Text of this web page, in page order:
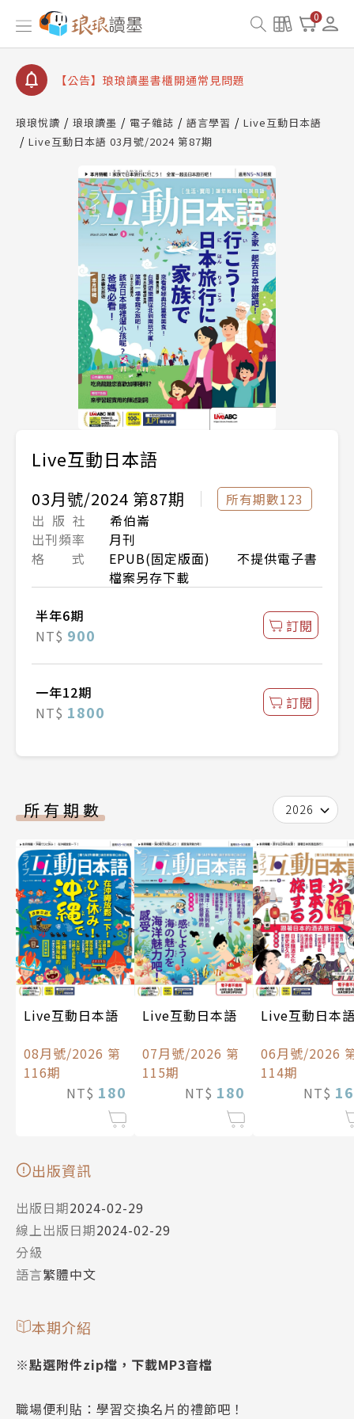
0
【公告】琅琅讀墨數位閱讀資產合併與書櫃開通申請
【公告】琅琅讀墨書櫃開通常見問題
【公告】琅琅讀墨 3 分鐘完成書櫃開通與資產合併申
請圖文教學
查詢
【公告】因 Readmoo 讀墨系統維護中，本站同步暫
琅琅悅讀 琅琅讀墨 電子雜誌 語言學習
Live互動日本語
Live互動日本語 03月號/2024 第87期
Live互動日本語
03月號/2024 第87期
所有期數123
出 版 社
希伯崙
出刊頻率
月刊
格 式
EPUB(固定版面) 不提供電子書
檔案另存下載
半年6期
NT$ 900 訂閱
一年12期
NT$ 1800 訂閱
所有期數 2026
Live互動日本語
08月號/2026 第
116期
NT$ 180
Live互動日本語
07月號/2026 第
115期
NT$ 180
Live互動日本
06月號/2026
114期
NT$
出版資訊
出版日期2024-02-29
線上出版日期2024-02-29
分級
語言繁體中文
本期介紹
※點選附件zip檔，下載MP3音檔
職場便利貼：學習交換名片的禮節吧！